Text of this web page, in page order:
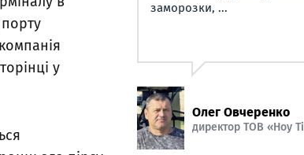
у
заморозки, ...
Олег Овчеренко
директор ТОВ «Ноу